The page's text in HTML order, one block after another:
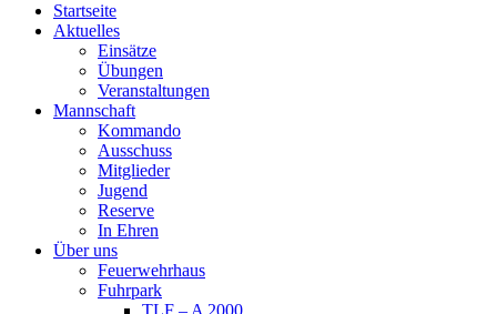
Startseite
Aktuelles
Einsätze
Übungen
Veranstaltungen
Mannschaft
Kommando
Ausschuss
Mitglieder
Jugend
Reserve
In Ehren
Über uns
Feuerwehrhaus
Fuhrpark
TLF – A 2000